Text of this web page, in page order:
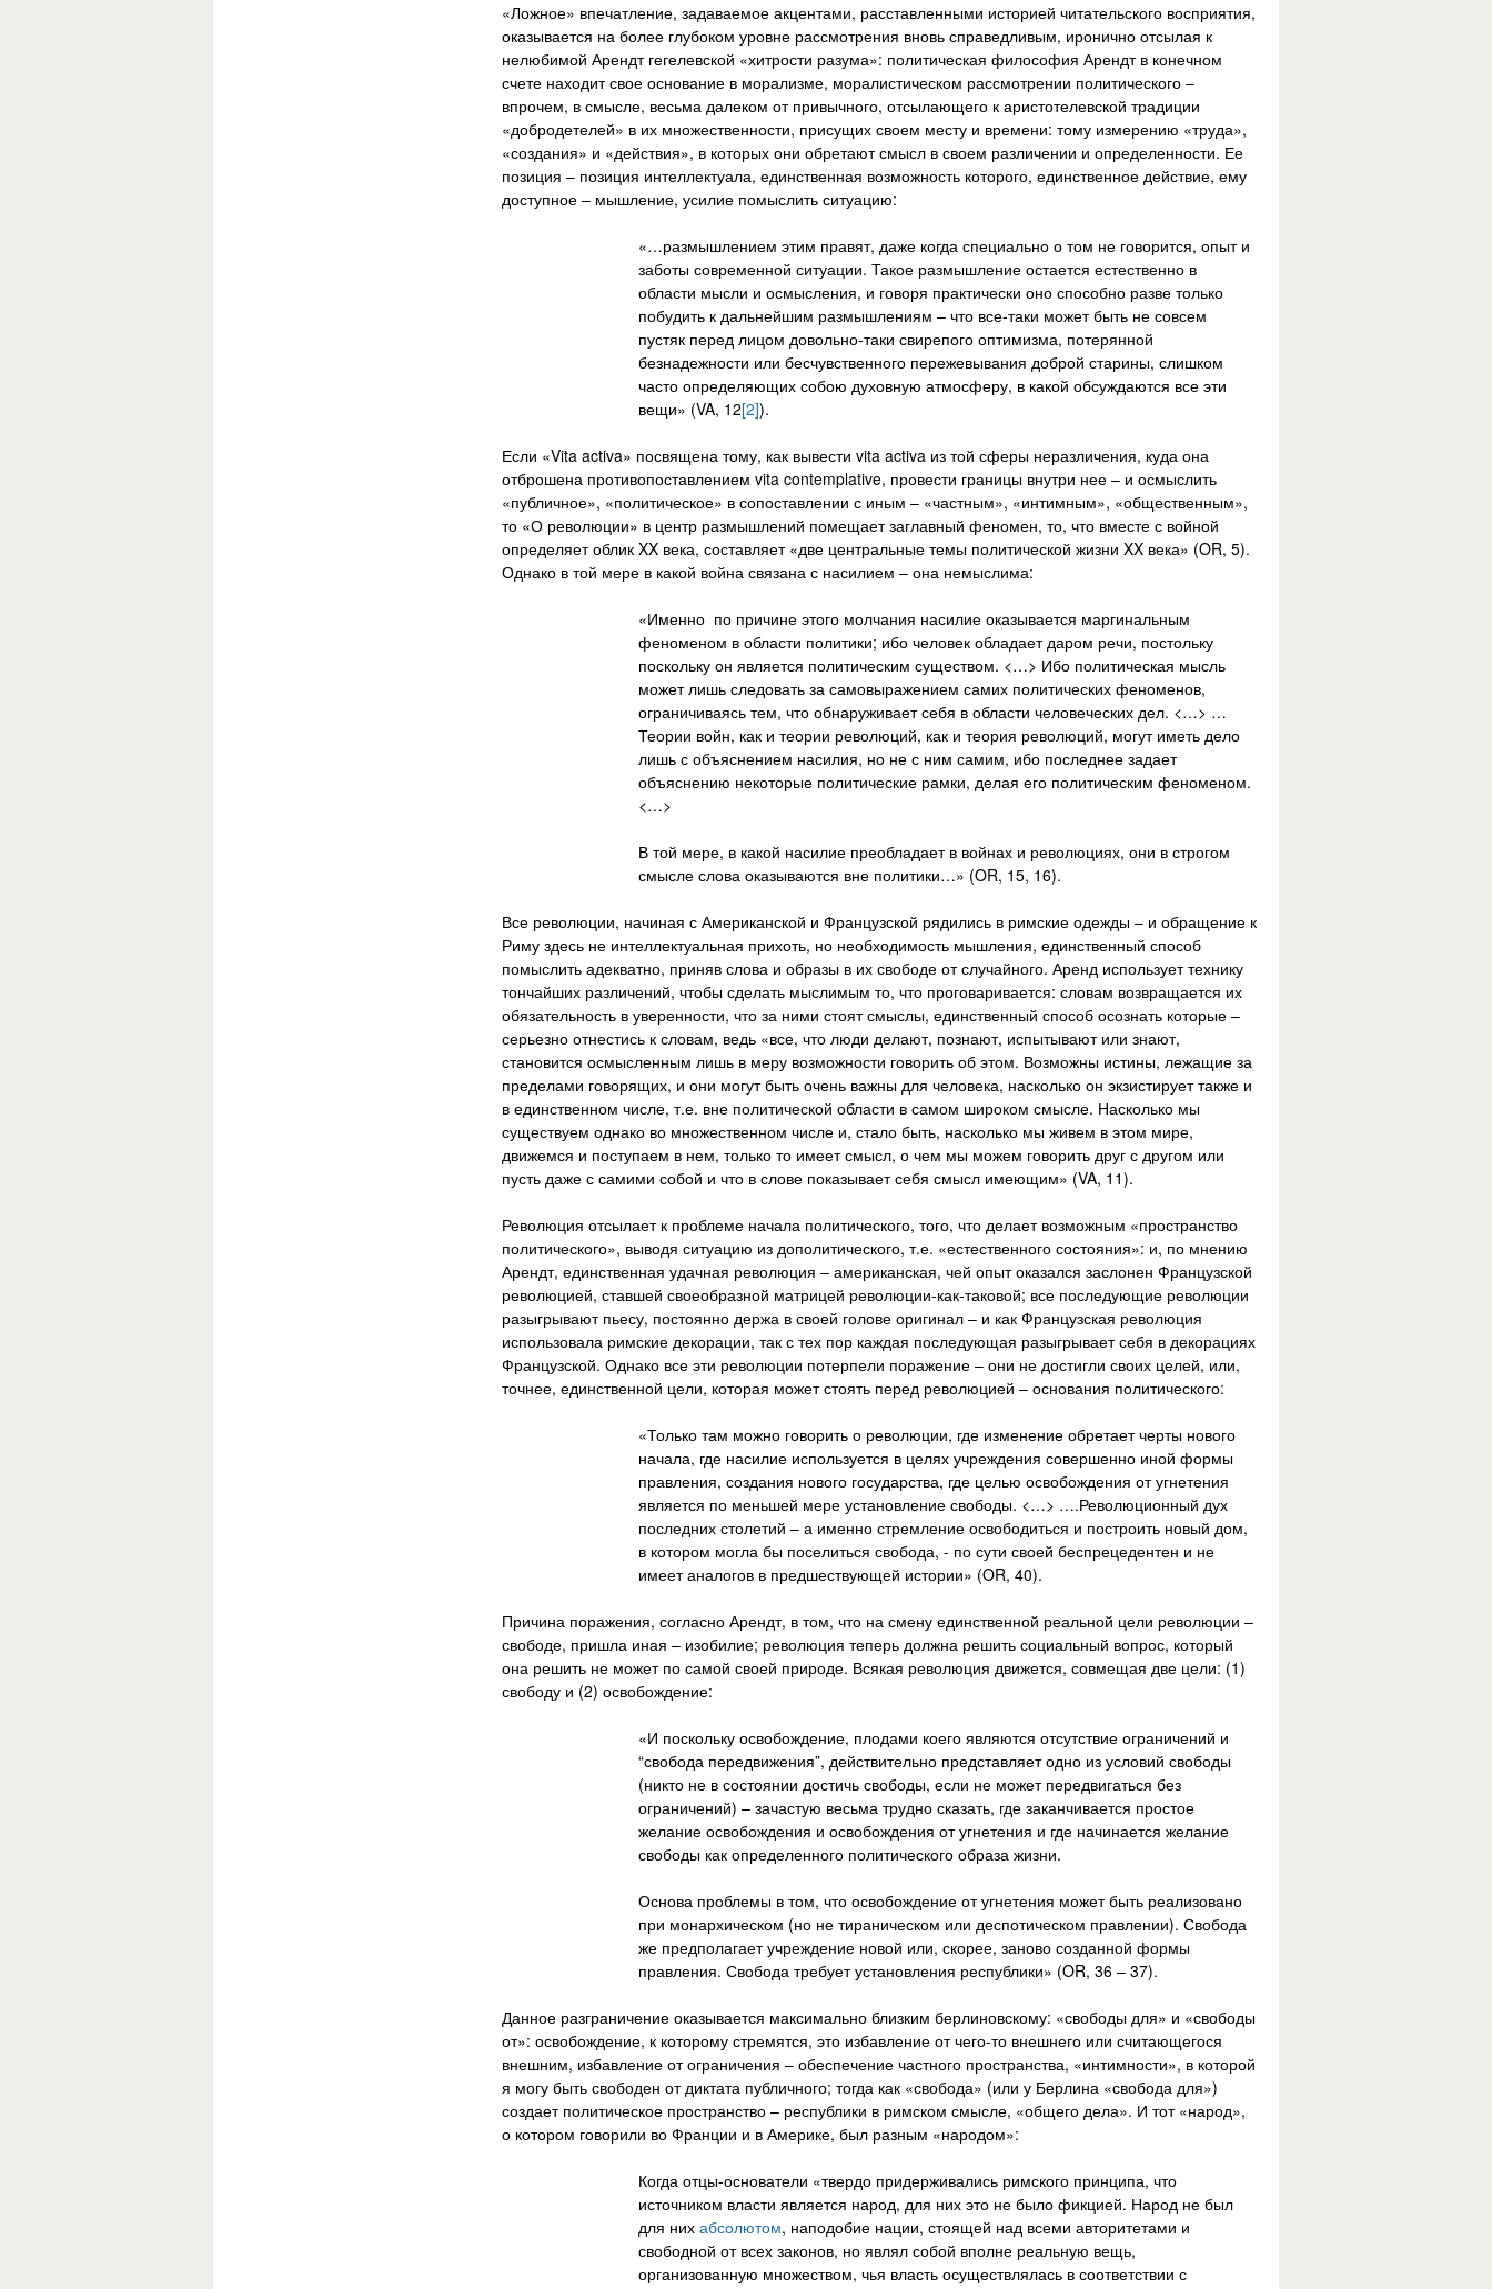
«Ложное» впечатление, задаваемое акцентами, расставленными историей читательского восприятия,
оказывается на более глубоком уровне рассмотрения вновь справедливым, иронично отсылая к
нелюбимой Арендт гегелевской «хитрости разума»: политическая философия Арендт в конечном
счете находит свое основание в морализме, моралистическом рассмотрении политического –
впрочем, в смысле, весьма далеком от привычного, отсылающего к аристотелевской традиции
«добродетелей» в их множественности, присущих своем месту и времени: тому измерению «труда»,
«создания» и «действия», в которых они обретают смысл в своем различении и определенности. Ее
позиция – позиция интеллектуала, единственная возможность которого, единственное действие, ему
доступное – мышление, усилие помыслить ситуацию:
«…размышлением этим правят, даже когда специально о том не говорится, опыт и
заботы современной ситуации. Такое размышление остается естественно в
области мысли и осмысления, и говоря практически оно способно разве только
побудить к дальнейшим размышлениям – что все-таки может быть не совсем
пустяк перед лицом довольно-таки свирепого оптимизма, потерянной
безнадежности или бесчувственного пережевывания доброй старины, слишком
часто определяющих собою духовную атмосферу, в какой обсуждаются все эти
вещи» (VA, 12[2]).
Если «Vita activa» посвящена тому, как вывести vita activa из той сферы неразличения, куда она
отброшена противопоставлением vita contemplative, провести границы внутри нее – и осмыслить
«публичное», «политическое» в сопоставлении с иным – «частным», «интимным», «общественным»,
то «О революции» в центр размышлений помещает заглавный феномен, то, что вместе с войной
определяет облик XX века, составляет «две центральные темы политической жизни XX века» (OR, 5).
Однако в той мере в какой война связана с насилием – она немыслима:
«Именно по причине этого молчания насилие оказывается маргинальным
феноменом в области политики; ибо человек обладает даром речи, постольку
поскольку он является политическим существом. <…> Ибо политическая мысль
может лишь следовать за самовыражением самих политических феноменов,
ограничиваясь тем, что обнаруживает себя в области человеческих дел. <…> …
Теории войн, как и теории революций, как и теория революций, могут иметь дело
лишь с объяснением насилия, но не с ним самим, ибо последнее задает
объяснению некоторые политические рамки, делая его политическим феноменом.
<…>
В той мере, в какой насилие преобладает в войнах и революциях, они в строгом
смысле слова оказываются вне политики…» (OR, 15, 16).
Все революции, начиная с Американской и Французской рядились в римские одежды – и обращение к
Риму здесь не интеллектуальная прихоть, но необходимость мышления, единственный способ
помыслить адекватно, приняв слова и образы в их свободе от случайного. Аренд использует технику
тончайших различений, чтобы сделать мыслимым то, что проговаривается: словам возвращается их
обязательность в уверенности, что за ними стоят смыслы, единственный способ осознать которые –
серьезно отнестись к словам, ведь «все, что люди делают, познают, испытывают или знают,
становится осмысленным лишь в меру возможности говорить об этом. Возможны истины, лежащие за
пределами говорящих, и они могут быть очень важны для человека, насколько он экзистирует также и
в единственном числе, т.е. вне политической области в самом широком смысле. Насколько мы
существуем однако во множественном числе и, стало быть, насколько мы живем в этом мире,
движемся и поступаем в нем, только то имеет смысл, о чем мы можем говорить друг с другом или
пусть даже с самими собой и что в слове показывает себя смысл имеющим» (VA, 11).
Революция отсылает к проблеме начала политического, того, что делает возможным «пространство
политического», выводя ситуацию из дополитического, т.е. «естественного состояния»: и, по мнению
Арендт, единственная удачная революция – американская, чей опыт оказался заслонен Французской
революцией, ставшей своеобразной матрицей революции-как-таковой; все последующие революции
разыгрывают пьесу, постоянно держа в своей голове оригинал – и как Французская революция
использовала римские декорации, так с тех пор каждая последующая разыгрывает себя в декорациях
Французской. Однако все эти революции потерпели поражение – они не достигли своих целей, или,
точнее, единственной цели, которая может стоять перед революцией – основания политического:
«Только там можно говорить о революции, где изменение обретает черты нового
начала, где насилие используется в целях учреждения совершенно иной формы
правления, создания нового государства, где целью освобождения от угнетения
является по меньшей мере установление свободы. <…> ….Революционный дух
последних столетий – а именно стремление освободиться и построить новый дом,
в котором могла бы поселиться свобода, - по сути своей беспрецедентен и не
имеет аналогов в предшествующей истории» (OR, 40).
Причина поражения, согласно Арендт, в том, что на смену единственной реальной цели революции –
свободе, пришла иная – изобилие; революция теперь должна решить социальный вопрос, который
она решить не может по самой своей природе. Всякая революция движется, совмещая две цели: (1)
свободу и (2) освобождение:
«И поскольку освобождение, плодами коего являются отсутствие ограничений и
“свобода передвижения”, действительно представляет одно из условий свободы
(никто не в состоянии достичь свободы, если не может передвигаться без
ограничений) – зачастую весьма трудно сказать, где заканчивается простое
желание освобождения и освобождения от угнетения и где начинается желание
свободы как определенного политического образа жизни.
Основа проблемы в том, что освобождение от угнетения может быть реализовано
при монархическом (но не тираническом или деспотическом правлении). Свобода
же предполагает учреждение новой или, скорее, заново созданной формы
правления. Свобода требует установления республики» (OR, 36 – 37).
Данное разграничение оказывается максимально близким берлиновскому: «свободы для» и «свободы
от»: освобождение, к которому стремятся, это избавление от чего-то внешнего или считающегося
внешним, избавление от ограничения – обеспечение частного пространства, «интимности», в которой
я могу быть свободен от диктата публичного; тогда как «свобода» (или у Берлина «свобода для»)
создает политическое пространство – республики в римском смысле, «общего дела». И тот «народ»,
о котором говорили во Франции и в Америке, был разным «народом»:
Когда отцы-основатели «твердо придерживались римского принципа, что
источником власти является народ, для них это не было фикцией. Народ не был
для них абсолютом, наподобие нации, стоящей над всеми авторитетами и
свободной от всех законов, но являл собой вполне реальную вещь,
организованную множеством, чья власть осуществлялась в соответствии с